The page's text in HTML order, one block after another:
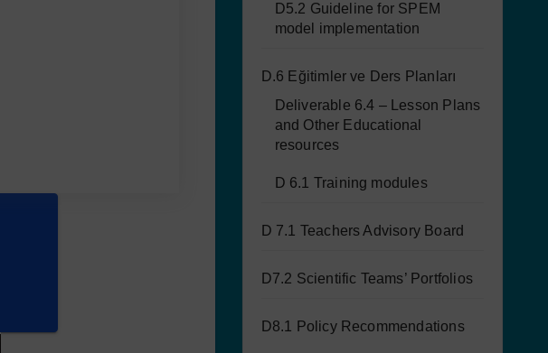
D5.2 Guideline for SPEM
model implementation
D.6 Eğitimler ve Ders Planları
Deliverable 6.4 – Lesson Plans
and Other Educational
resources
D 6.1 Training modules
D 7.1 Teachers Advisory Board
D7.2 Scientific Teams’ Portfolios
D8.1 Policy Recommendations